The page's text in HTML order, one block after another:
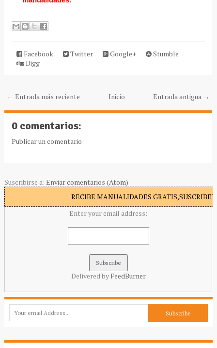
Facebook Twitter Google+
Stumble
Digg
← Entrada más reciente Entrada antigua →
Inicio
0 comentarios:
Publicar un comentario
Suscribirse a: Enviar comentarios (Atom)
RECIBE MANUALIDADES
Enter your email address:
Delivered by FeedBurner